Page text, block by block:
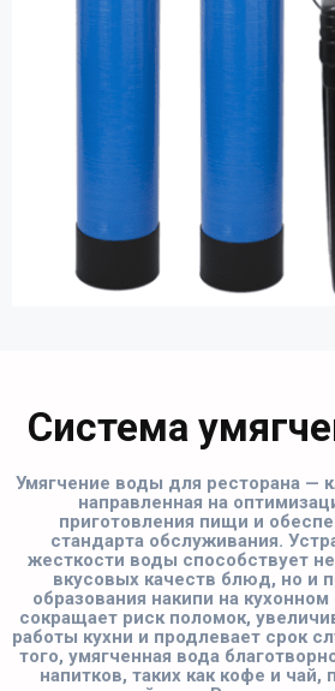
Система
Умягчение воды для ресторана —
направленная на
приготовления пищи и
стандарта обслуживания.
жесткости воды способствует
вкусовых качеств блюд, но и
образования накипи на
сокращает риск поломок,
работы кухни и продлевает срок
того, умягченная вода
напитков, таких как кофе и чай,